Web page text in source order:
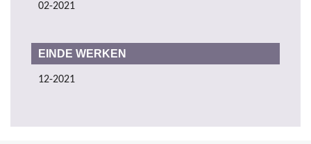
02-2021
EINDE WERKEN
12-2021